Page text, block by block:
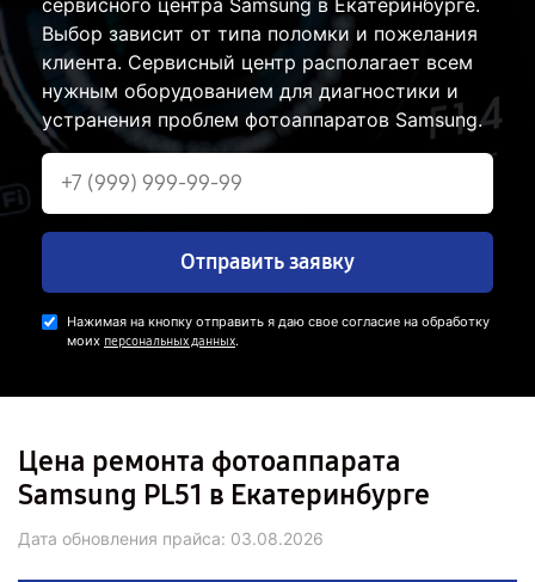
сервисного центра Samsung в Екатеринбурге.
Выбор зависит от типа поломки и пожелания
клиента. Сервисный центр располагает всем
нужным оборудованием для диагностики и
устранения проблем фотоаппаратов Samsung.
Отправить заявку
Нажимая на кнопку отправить я даю свое согласие на обработку
моих персональных данных.
Цена ремонта фотоаппарата
Samsung PL51 в Екатеринбурге
Дата обновления прайса: 03.08.2026